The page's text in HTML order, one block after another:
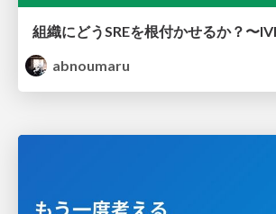
組織にどうSREを根付かせるか？〜
abnoumaru